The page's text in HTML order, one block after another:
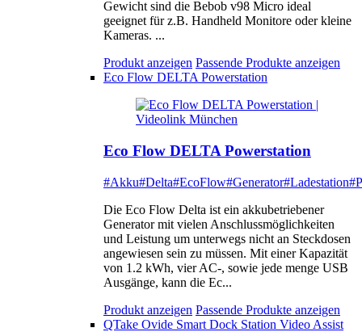
Gewicht sind die Bebob v98 Micro ideal
geeignet für z.B. Handheld Monitore oder kleine
Kameras. ...
Produkt anzeigen Passende Produkte anzeigen
Eco Flow DELTA Powerstation
Eco Flow DELTA Powerstation
#Akku#Delta#EcoFlow#Generator#Ladestation
Die Eco Flow Delta ist ein akkubetriebener
Generator mit vielen Anschlussmöglichkeiten
und Leistung um unterwegs nicht an Steckdosen
angewiesen sein zu müssen. Mit einer Kapazität
von 1.2 kWh, vier AC-, sowie jede menge USB
Ausgänge, kann die Ec...
Produkt anzeigen Passende Produkte anzeigen
QTake Ovide Smart Dock Station Video Assist